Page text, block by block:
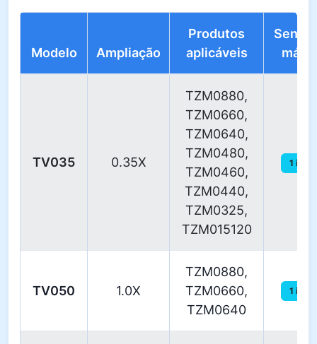
Modelo Ampliação
Produtos
aplicáveis
Sensor
máx.
TV035 0.35X
TZM0880,
TZM0660,
TZM0640,
TZM0480,
TZM0460,
TZM0440,
TZM0325,
TZM015120
1 in
TV050 1.0X
TZM0880,
TZM0660,
TZM0640
1 in